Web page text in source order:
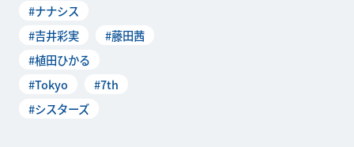
でも注目が高まりつつ
#ナナシス
#吉井彩実
#藤田茜
#植田ひかる
#Tokyo
#7th
#シスターズ